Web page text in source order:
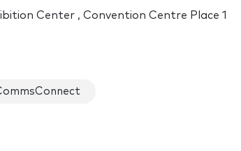
Center , Convention Centre Place 1